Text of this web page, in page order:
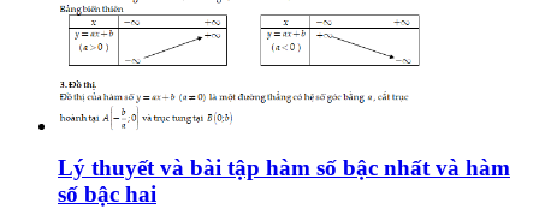
Lý thuyết và bài tập hàm số bậc nhất và hàm
số bậc hai